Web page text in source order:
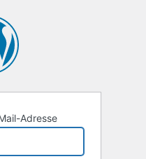
Adresse